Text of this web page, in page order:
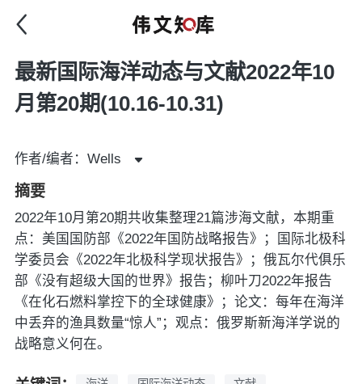
最新国际海洋动态与文献2022年10
月第20期(10.16-10.31)
作者/编者：Wells
摘要
2022年10月第20期共收集整理21篇涉海文献，本期重
点：美国国防部《2022年国防战略报告》；国际北极科
学委员会《2022年北极科学现状报告》；俄瓦尔代俱乐
部《没有超级大国的世界》报告；柳叶刀2022年报告
《在化石燃料掌控下的全球健康》；论文：每年在海洋
中丢弃的渔具数量“惊人”；观点：俄罗斯新海洋学说的
战略意义何在。